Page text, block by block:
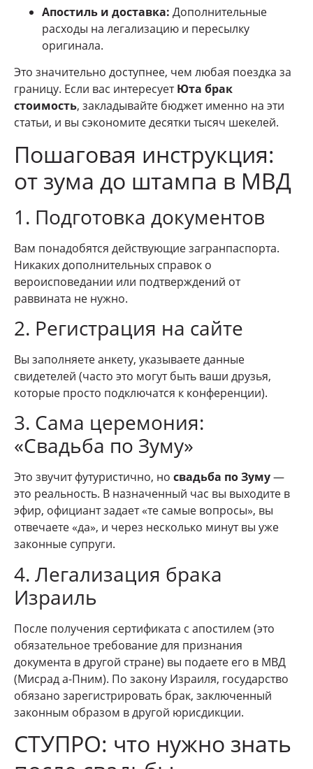
Апостиль и доставка: Дополнительные
расходы на легализацию и пересылку
оригинала.
Это значительно доступнее, чем любая поездка за
границу. Если вас интересуетЮта брак
стоимость, закладывайте бюджет именно на эти
статьи, и вы сэкономите десятки тысяч шекелей.
Пошаговая инструкция:
от зума до штампа в МВД
1. Подготовка документов
Вам понадобятся действующие загранпаспорта.
Никаких дополнительных справок о
вероисповедании или подтверждений от
раввината не нужно.
2. Регистрация на сайте
Вы заполняете анкету, указываете данные
свидетелей (часто это могут быть ваши друзья,
которые просто подключатся к конференции).
3. Сама церемония:
«Свадьба по Зуму»
Это звучит футуристично, но свадьба по Зуму—
это реальность. В назначенный час вы выходите в
эфир, официант задает «те самые вопросы», вы
отвечаете «да», и через несколько минут вы уже
законные супруги.
4. Легализация брака
Израиль
После получения сертификата с апостилем (это
обязательное требование для признания
документа в другой стране) вы подаете его в МВД
(Мисрад а-Пним). По закону Израиля, государство
обязано зарегистрировать брак, заключенный
законным образом в другой юрисдикции.
СТУПРО: что нужно знать